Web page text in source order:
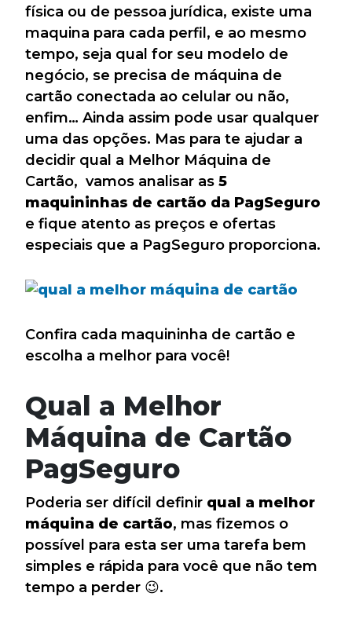
física ou de pessoa jurídica, existe uma
maquina para cada perfil, e ao mesmo
tempo, seja qual for seu modelo de
negócio, se precisa de máquina de
cartão conectada ao celular ou não,
enfim… Ainda assim pode usar qualquer
uma das opções. Mas para te ajudar a
decidir qual a Melhor Máquina de
Cartão, vamos analisar as 5
maquininhas de cartão da PagSeguro
e fique atento as preços e ofertas
especiais que a PagSeguro proporciona.
Confira cada maquininha de cartão e
escolha a melhor para você!
Qual a Melhor
Máquina de Cartão
PagSeguro
Poderia ser difícil definir qual a melhor
máquina de cartão, mas fizemos o
possível para esta ser uma tarefa bem
simples e rápida para você que não tem
tempo a perder 😉.